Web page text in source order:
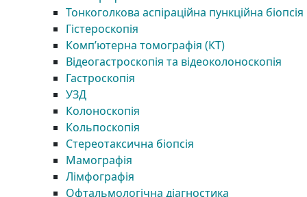
Тонкоголкова аспіраційна пункційна біопсія
Гістероскопія
Комп’ютерна томографія (КТ)
Відеогастроскопія та відеоколоноскопія
Гастроскопія
УЗД
Колоноскопія
Кольпоскопія
Стереотаксична біопсія
Мамографія
Лімфографія
Офтальмологічна діагностика